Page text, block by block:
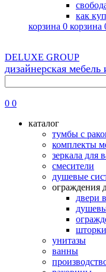
как
корзина 0 корзина
DELUXE GROUP
дизайнерская мебель
0 0
каталог
тумбы с
комплекты
зеркала для
смесители
душевые
ограждения
двери
унитазы
ванны